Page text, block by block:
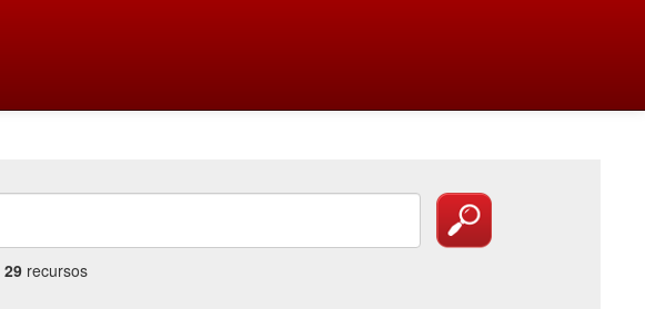
29 recursos